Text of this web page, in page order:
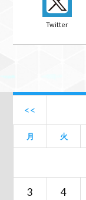
<<
月 火
3 4